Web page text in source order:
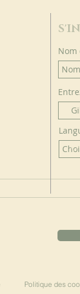
Cats
Nom
Politique des